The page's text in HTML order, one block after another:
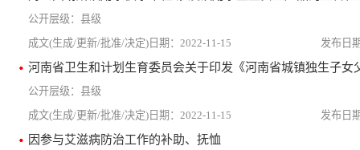
县级
2022-11-15
县级
2022-11-15
因参与艾滋病防治工作的补助、抚恤